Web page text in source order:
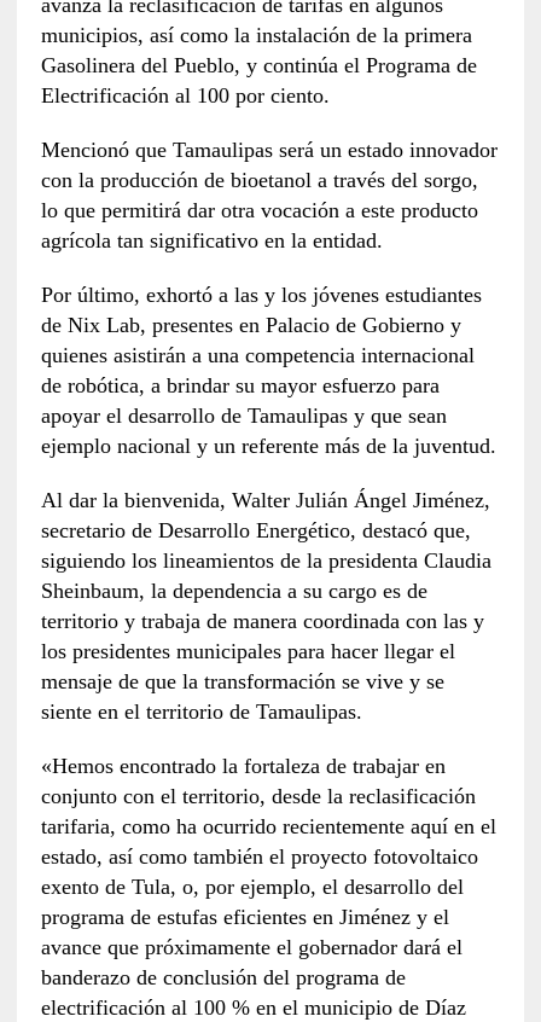
municipios, así como la instalación de la primera
Gasolinera del Pueblo, y continúa el Programa de
Electrificación al 100 por ciento.
Mencionó que Tamaulipas será un estado innovador
con la producción de bioetanol a través del sorgo,
lo que permitirá dar otra vocación a este producto
agrícola tan significativo en la entidad.
Por último, exhortó a las y los jóvenes estudiantes
de Nix Lab, presentes en Palacio de Gobierno y
quienes asistirán a una competencia internacional
de robótica, a brindar su mayor esfuerzo para
apoyar el desarrollo de Tamaulipas y que sean
ejemplo nacional y un referente más de la juventud.
Al dar la bienvenida, Walter Julián Ángel Jiménez,
secretario de Desarrollo Energético, destacó que,
siguiendo los lineamientos de la presidenta Claudia
Sheinbaum, la dependencia a su cargo es de
territorio y trabaja de manera coordinada con las y
los presidentes municipales para hacer llegar el
mensaje de que la transformación se vive y se
siente en el territorio de Tamaulipas.
«Hemos encontrado la fortaleza de trabajar en
conjunto con el territorio, desde la reclasificación
tarifaria, como ha ocurrido recientemente aquí en el
estado, así como también el proyecto fotovoltaico
exento de Tula, o, por ejemplo, el desarrollo del
programa de estufas eficientes en Jiménez y el
avance que próximamente el gobernador dará el
banderazo de conclusión del programa de
electrificación al 100 % en el municipio de Díaz